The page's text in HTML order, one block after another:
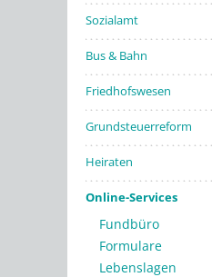
Sozialamt
Bus & Bahn
Friedhofswesen
Grundsteuerreform
Heiraten
Online-Services
Fundbüro
Formulare
Lebenslagen